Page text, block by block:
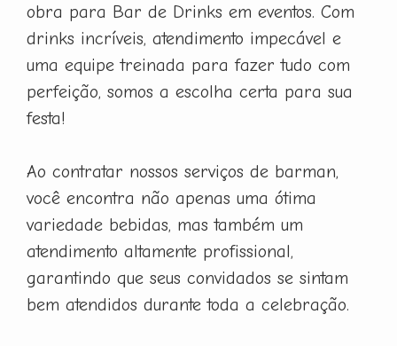
obra para Bar de Drinks em eventos. Com
drinks incríveis, atendimento impecável e
uma equipe treinada para fazer tudo com
perfeição, somos a escolha certa para sua
festa!
Ao contratar nossos serviços de barman,
você encontra não apenas uma ótima
variedade bebidas, mas também um
atendimento altamente profissional,
garantindo que seus convidados se sintam
bem atendidos durante toda a celebração.